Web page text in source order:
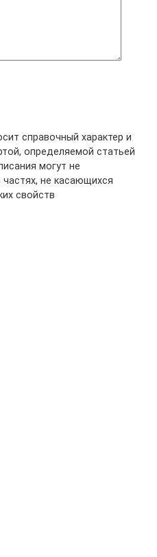
справочный характер и
определяемой статьей
могут не
не касающихся
свойств